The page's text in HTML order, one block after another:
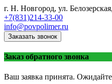
г. Н. Новгород, ул.
+7(831)214-33-00
info@povpolimer.ru
Заказать звонок
Заказ обратного звонка
Ваш заявка принята. Ожидайте